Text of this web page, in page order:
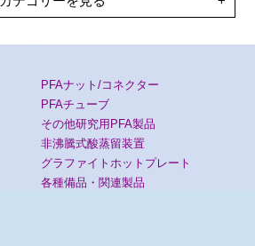
PFAナット/コネクター
PFAチューブ
その他研究用PFA製品
非沸騰式酸蒸留装置
グラファイトホットプレート
各種備品・関連製品